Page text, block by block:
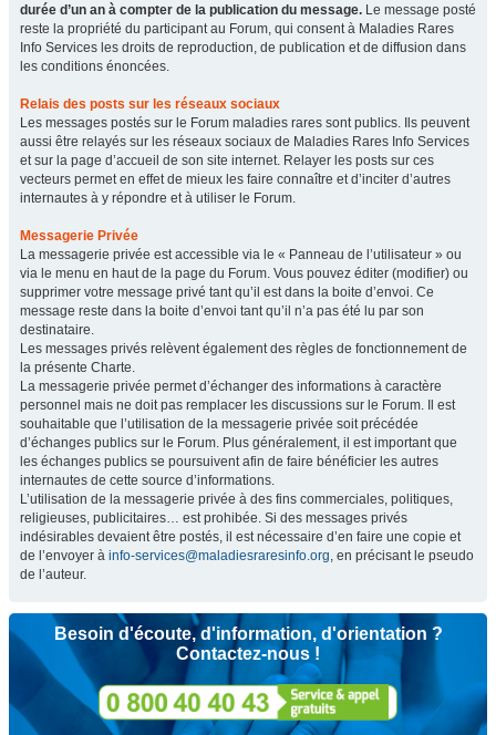
durée d’un an à compter de la publication du message. Le message posté
reste la propriété du participant au Forum, qui consent à Maladies Rares
Info Services les droits de reproduction, de publication et de diffusion dans
les conditions énoncées.
Relais des posts sur les réseaux sociaux
Les messages postés sur le Forum maladies rares sont publics. Ils peuvent
aussi être relayés sur les réseaux sociaux de Maladies Rares Info Services
et sur la page d’accueil de son site internet. Relayer les posts sur ces
vecteurs permet en effet de mieux les faire connaître et d’inciter d’autres
internautes à y répondre et à utiliser le Forum.
Messagerie Privée
La messagerie privée est accessible via le « Panneau de l’utilisateur » ou
via le menu en haut de la page du Forum. Vous pouvez éditer (modifier) ou
supprimer votre message privé tant qu’il est dans la boite d’envoi. Ce
message reste dans la boite d’envoi tant qu’il n’a pas été lu par son
destinataire.
Les messages privés relèvent également des règles de fonctionnement de
la présente Charte.
La messagerie privée permet d’échanger des informations à caractère
personnel mais ne doit pas remplacer les discussions sur le Forum. Il est
souhaitable que l’utilisation de la messagerie privée soit précédée
d’échanges publics sur le Forum. Plus généralement, il est important que
les échanges publics se poursuivent afin de faire bénéficier les autres
internautes de cette source d’informations.
L’utilisation de la messagerie privée à des fins commerciales, politiques,
religieuses, publicitaires… est prohibée. Si des messages privés
indésirables devaient être postés, il est nécessaire d’en faire une copie et
de l’envoyer à info-services@maladiesraresinfo.org, en précisant le pseudo
de l’auteur.
Besoin d'écoute, d'information, d'orientation ?
Contactez-nous !